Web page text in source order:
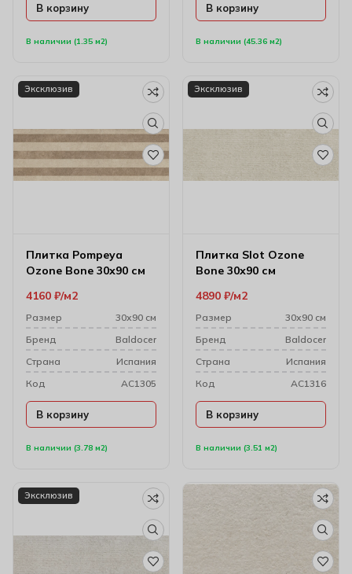
В наличии (1.35 м2)
В корзину
В наличии (45.36 м2)
В корзину
Эксклюзив
Плитка Pompeya
Ozone Bone 30х90 см
В наличии (3.78 м2)
4160 ₽ м2
Размер
30х90 см
Бренд
Baldocer
Cтрана
Испания
Код
AC1305
В корзину
Эксклюзив
Плитка Slot Ozone
Bone 30х90 см
В наличии (3.51 м2)
4890 ₽ м2
Размер
30х90 см
Бренд
Baldocer
Cтрана
Испания
Код
AC1316
В корзину
Эксклюзив